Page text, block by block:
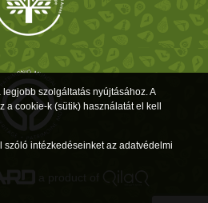
szolgáltatás nyújtásához. A
a cookie-k (sütik) használatát el kell
intézkedéseinket az adatvédelmi